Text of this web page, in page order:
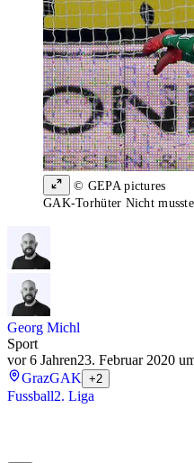
© GEPA pictures
GAK-Torhüter Nicht
Georg Michl
Sport
vor 6 Jahren23. Februar 2020
GrazGAK +2
Fussball2. Liga